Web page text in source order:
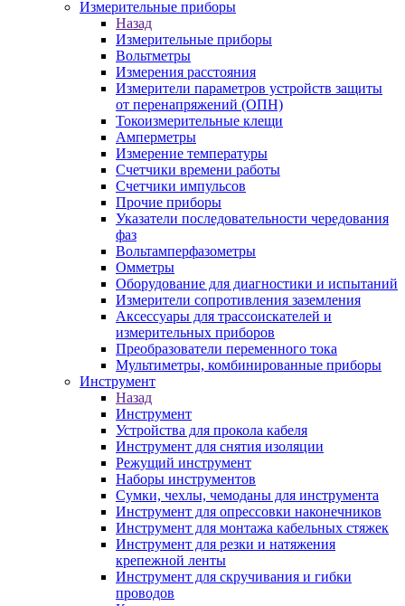
Измерительные приборы
Назад
Измерительные приборы
Вольтметры
Измерения расстояния
Измерители параметров устройств защиты
от перенапряжений (ОПН)
Токоизмерительные клещи
Амперметры
Измерение температуры
Счетчики времени работы
Счетчики импульсов
Прочие приборы
Указатели последовательности чередования
фаз
Вольтамперфазометры
Омметры
Оборудование для диагностики и испытаний
Измерители сопротивления заземления
Аксессуары для трассоискателей и
измерительных приборов
Преобразователи переменного тока
Мультиметры, комбинированные приборы
Инструмент
Назад
Инструмент
Устройства для прокола кабеля
Инструмент для снятия изоляции
Режущий инструмент
Наборы инструментов
Сумки, чехлы, чемоданы для инструмента
Инструмент для опрессовки наконечников
Инструмент для монтажа кабельных стяжек
Инструмент для резки и натяжения
крепежной ленты
Инструмент для скручивания и гибки
проводов